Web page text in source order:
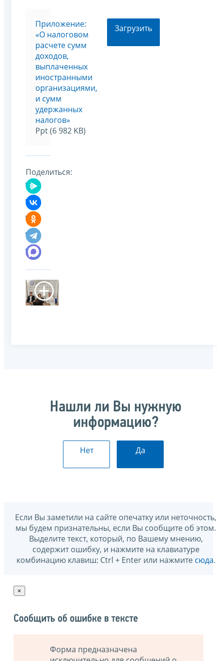
Приложение:
«О налоговом
расчете сумм
доходов,
выплаченных
иностранными
организациями,
и сумм
удержанных
налогов»
Ppt (6 982 KB)
Загрузить
Поделиться:
Нашли ли Вы нужную
информацию?
Нет Да
Если Вы заметили на сайте опечатку или неточность,
мы будем признательны, если Вы сообщите об этом.
Выделите текст, который, по Вашему мнению,
содержит ошибку, и нажмите на клавиатуре
комбинацию клавиш: Ctrl + Enter или нажмите сюда.
×
Сообщить об ошибке в тексте
Форма предназначена